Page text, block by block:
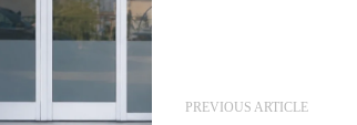
PREVIOUS ARTICLE